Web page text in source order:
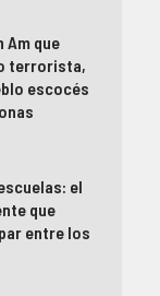
Am que
terrorista,
escocés
el
que
entre los